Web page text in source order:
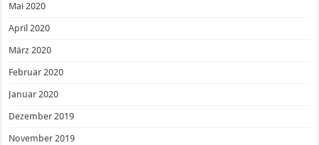
Mai 2020
April 2020
März 2020
Februar 2020
Januar 2020
Dezember 2019
November 2019